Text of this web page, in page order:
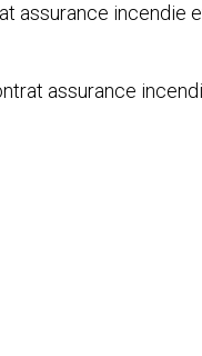
assurance incendie
assurance